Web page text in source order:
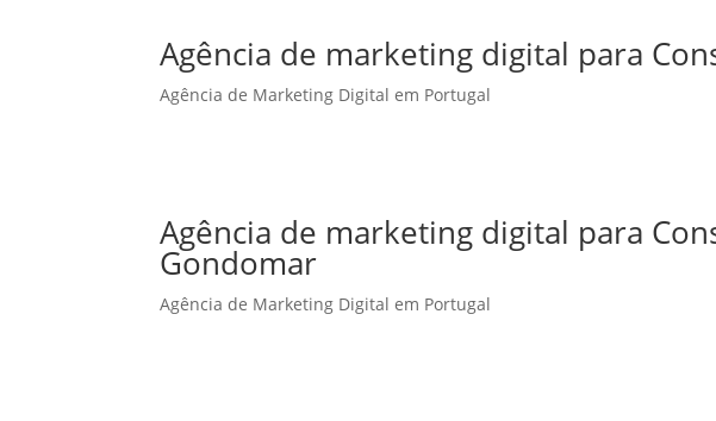
Agência de marketing digital para
Agência de Marketing Digital em Portugal
Agência de marketing digital para
Gondomar
Agência de Marketing Digital em Portugal